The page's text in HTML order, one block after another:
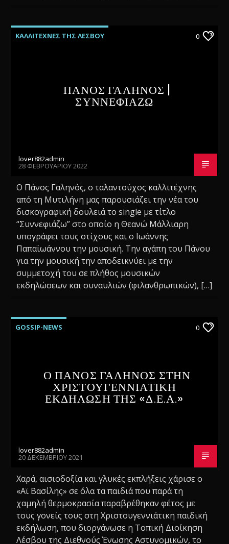
ΚΑΛΛΙΤΕΧΝΕΣ ΤΗΣ ΛΕΣΒΟΥ
0
ΠΑΝΟΣ ΓΑΛΗΝΟΣ |
ΣΥΝΝΕΦΙΑΖΩ
lover882admin
28 ΦΕΒΡΟΥΑΡΊΟΥ 2022
Ο Πάνος Γαληνός, ο ταλαντούχος καλλιτέχνης
από τη Μυτιλήνη μας παρουσιάζει την νέα του
δισκογραφική δουλειά το single με τίτλο
“Συννεφιάζω” στο οποίο η Θεανώ Μάλλιαρη
υπογράφει τους στίχους και ο Ιωάννης
Παπαϊωάννου την μουσική. Την αγάπη του Πάνου
για την μουσική την αποδεικνύει με την
συμμετοχή του σε πλήθος μουσικών
εκδηλώσεων και συναυλιών (φιλανθρωπικών), […]
GOSSIP-NEWS 0
Ο ΠΑΝΟΣ ΓΑΛΗΝΟΣ ΣΤΗΝ
ΧΡΙΣΤΟΥΓΕΝΝΙΑΤΙΚΗ
ΕΚΔΗΛΩΣΗ ΤΗΣ «Δ.Ε.Α.»
lover882admin
20 ΔΕΚΕΜΒΡΊΟΥ 2021
Χαρά, αισιοδοξία και γλυκές εκπλήξεις χάρισε ο
«Αϊ Βασίλης» σε όλα τα παιδιά που παρά τη
χαμηλή θερμοκρασία παραβρέθηκαν φέτος με
τους γονείς τους στη Χριστουγεννιάτικη παιδική
εκδήλωση, που διοργάνωσε η Τοπική Διοίκηση
Λέσβου της Διεθνούς Ένωσης Αστυνομικών, το